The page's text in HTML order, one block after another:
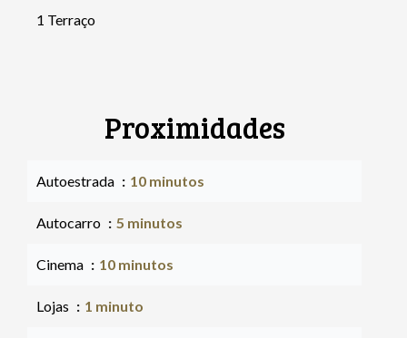
1 Terraço
Proximidades
Autoestrada 10 minutos
Autocarro 5 minutos
Cinema 10 minutos
Lojas 1 minuto